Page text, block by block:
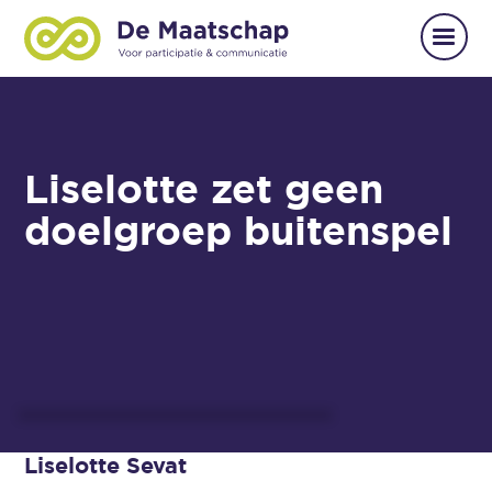
Liselotte zet geen
doelgroep buitenspel
Liselotte Sevat